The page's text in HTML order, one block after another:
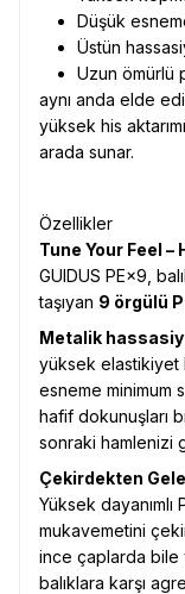
Düşük
Üstün
Uzun ömürlü
aynı anda elde
yüksek his
arada sunar.
Özellikler
Tune Your Feel
GUIDUS PE×9,
taşıyan 9 örgülü
Metalik
yüksek elastikiyet
esneme minimum
hafif dokunuşları
sonraki hamlenizi
Çekirdekten
Yüksek dayanımlı
mukavemetini
ince çaplarda bile
balıklara karşı